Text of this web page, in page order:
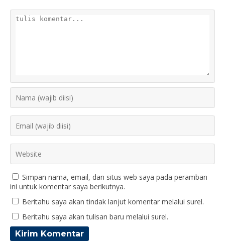
Simpan nama, email, dan situs web saya pada peramban
ini untuk komentar saya berikutnya.
Beritahu saya akan tindak lanjut komentar melalui surel.
Beritahu saya akan tulisan baru melalui surel.